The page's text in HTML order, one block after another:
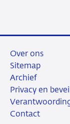
Over ons
Sitemap
Archief
Privacy en
Contact